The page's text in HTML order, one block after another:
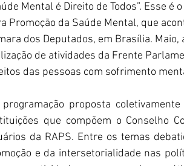
Mental é Direito de Todos”. Esse
Promoção da Saúde Mental, que
dos Deputados, em Brasília.
de atividades da Frente
das pessoas com sofrimento
programação proposta
que compõem o Conselho
da RAPS. Entre os temas
e da intersetorialidade nas